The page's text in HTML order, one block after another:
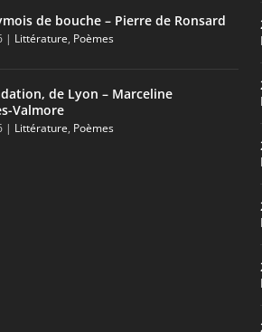
de bouche – Pierre de Ronsard
| Littérature, Poèmes
de Lyon – Marceline
Valmore
| Littérature, Poèmes